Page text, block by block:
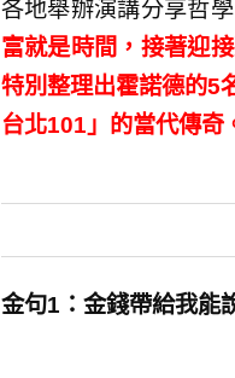
各地舉辦演講分享哲
富就是時間，接著迎
特別整理出霍諾德的5
台北101」的當代傳奇
金句1：金錢帶給我能